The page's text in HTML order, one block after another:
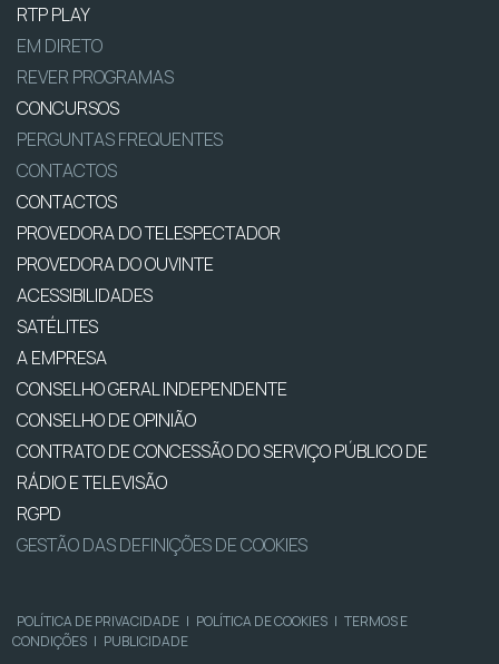
RTP PLAY
EM DIRETO
REVER PROGRAMAS
CONCURSOS
PERGUNTAS FREQUENTES
CONTACTOS
CONTACTOS
PROVEDORA DO TELESPECTADOR
PROVEDORA DO OUVINTE
ACESSIBILIDADES
SATÉLITES
A EMPRESA
CONSELHO GERAL INDEPENDENTE
CONSELHO DE OPINIÃO
CONTRATO DE CONCESSÃO DO SERVIÇO PÚBLICO DE
RÁDIO E TELEVISÃO
RGPD
GESTÃO DAS DEFINIÇÕES DE COOKIES
POLÍTICA DE PRIVACIDADE | POLÍTICA DE COOKIES | TERMOS E
CONDIÇÕES | PUBLICIDADE